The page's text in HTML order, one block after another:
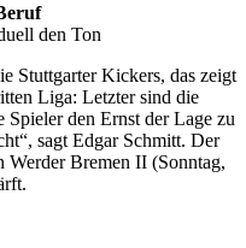
den Ton
Stuttgarter Kickers, das zeigt
Liga: Letzter sind die
den Ernst der Lage zu
sagt Edgar Schmitt. Der
Werder Bremen II (Sonntag,